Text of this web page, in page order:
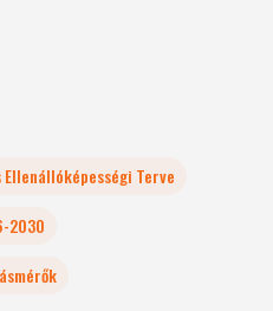
Terve
2030